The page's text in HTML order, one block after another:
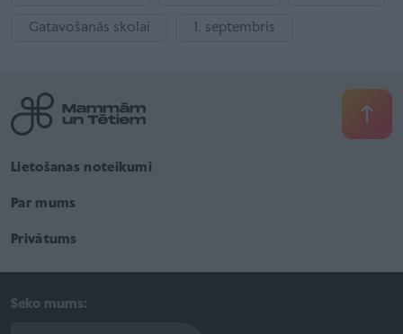
Gatavošanās skolai 1. septembris
Lietošanas noteikumi
Par mums
Privātums
Seko mums: